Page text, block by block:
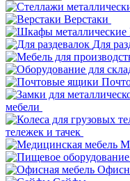
Верстаки
Для
мебели
тележек и тачек